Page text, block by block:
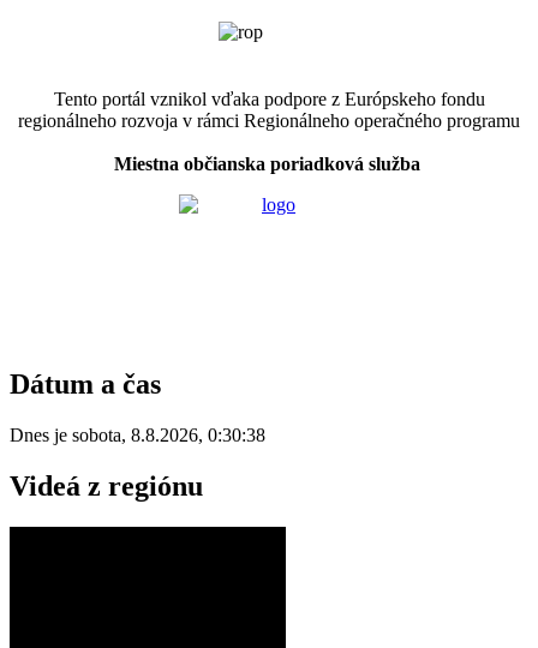
Tento portál vznikol vďaka podpore z Európskeho fondu
regionálneho rozvoja v rámci Regionálneho operačného programu
Miestna občianska poriadková služba
Dátum a čas
Dnes je sobota, 8.8.2026, 0:30:38
Videá z regiónu